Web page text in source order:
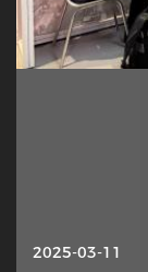
2025-10-13
2025-03-11